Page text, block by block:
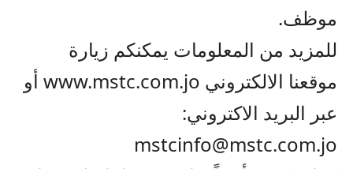
موظف.
للمزيد من المعلومات يمكنكم زيارة
موقعنا الالكتروني www.mstc.com.jo أو
عبر البريد الاكتروني:
mstcinfo@mstc.com.jo